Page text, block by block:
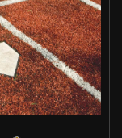
集（別ウィンドウで開く
容…）